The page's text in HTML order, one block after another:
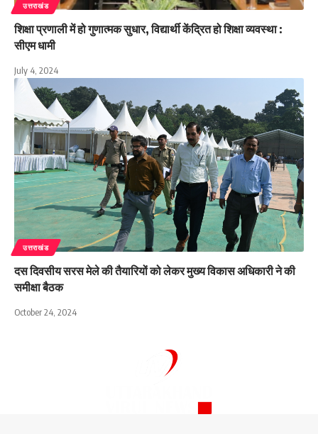
उत्तराखंड
शिक्षा प्रणाली में हो गुणात्मक सुधार, विद्यार्थी केंद्रित हो शिक्षा व्यवस्था :
सीएम धामी
July 4, 2024
उत्तराखंड
दस दिवसीय सरस मेले की तैयारियों को लेकर मुख्य विकास अधिकारी ने की
समीक्षा बैठक
October 24, 2024